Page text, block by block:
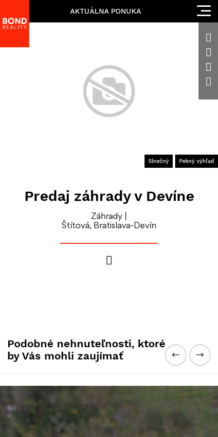
AKTUÁLNA PONUKA
Predaj záhrady v Devíne
Záhrady |
Štítová, Bratislava-Devín
Slnečný Pekný výhľad
Podobné nehnuteľnosti, ktoré
by Vás mohli zaujímať